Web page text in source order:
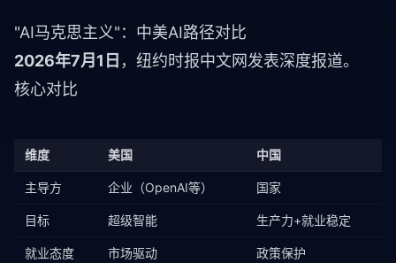
"AI马克思主义"：中美AI路径对比
2026年7月1日 ，纽约时报中文网发表深度报道。
核心对比
维度 美国 中国
主导方 企业（OpenAI等） 国家
目标 超级智能 生产力+就业稳定
就业态度 市场驱动 政策保护